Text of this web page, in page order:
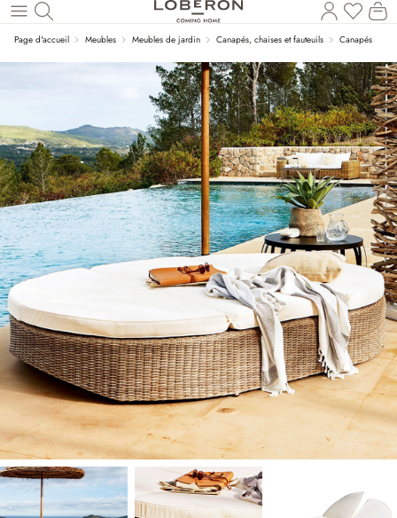
Revenir au contenu principal
Vous
Page d'accueil Meubles Meubles de jardin Canapés, chaises et fauteuils Canapés